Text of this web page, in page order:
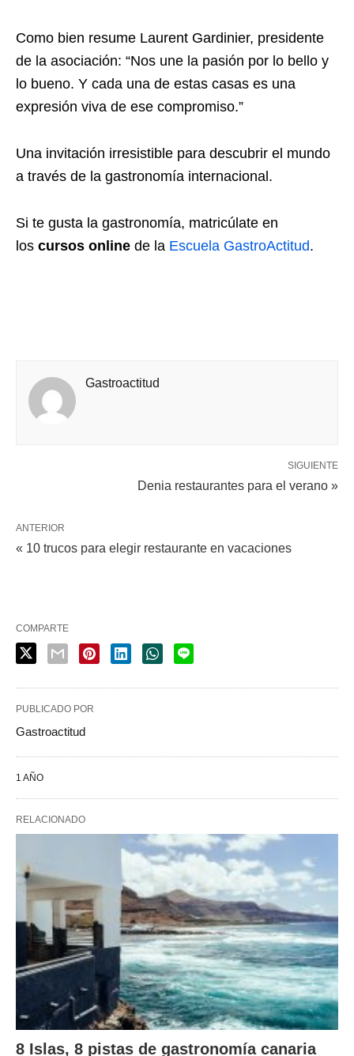
Como bien resume Laurent Gardinier, presidente
de la asociación: “Nos une la pasión por lo bello y
lo bueno. Y cada una de estas casas es una
expresión viva de ese compromiso.”
Una invitación irresistible para descubrir el mundo
a través de la gastronomía internacional.
Si te gusta la gastronomía, matricúlate en
los cursos online de la Escuela GastroActitud.
Gastroactitud
SIGUIENTE
Denia restaurantes para el verano »
ANTERIOR
« 10 trucos para elegir restaurante en vacaciones
COMPARTE
PUBLICADO POR
Gastroactitud
1 AÑO
RELACIONADO
8 Islas, 8 pistas de gastronomía canaria